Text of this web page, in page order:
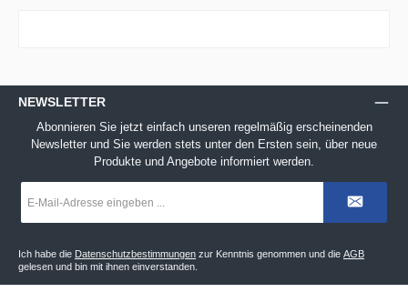
NEWSLETTER
Abonnieren Sie jetzt einfach unseren regelmäßig erscheinenden
Newsletter und Sie werden stets unter den Ersten sein, über neue
Produkte und Angebote informiert werden.
Mail-
*
Ich habe die Datenschutzbestimmungen zur Kenntnis genommen und die AGB
gelesen und bin mit ihnen einverstanden.